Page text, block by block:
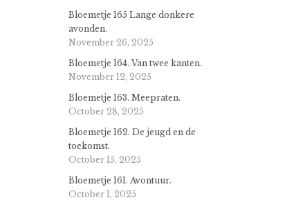
Bloemetje 165 Lange donkere
avonden.
November 26, 2025
Bloemetje 164. Van twee kanten.
November 12, 2025
Bloemetje 163. Meepraten.
October 28, 2025
Bloemetje 162. De jeugd en de
toekomst.
October 15, 2025
Bloemetje 161. Avontuur.
October 1, 2025